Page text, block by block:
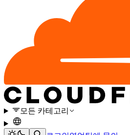
모든 카테고리